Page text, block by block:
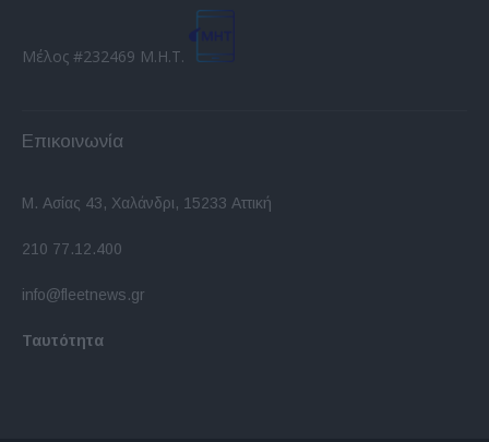
Μέλος #232469 Μ.Η.Τ.
Επικοινωνία
Μ. Ασίας 43, Χαλάνδρι, 15233 Αττική
210 77.12.400
info@fleetnews.gr
Ταυτότητα